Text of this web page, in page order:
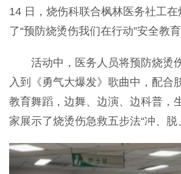
14 日，烧伤科联合枫林医务社工
了“预防烧烫伤我们在行动”安全教
活动中，医务人员将预防烧烫
入到《勇气大爆发》歌曲中，配合
教育舞蹈，边舞、边演、边科普，
家展示了烧烫伤急救五步法“冲、脱